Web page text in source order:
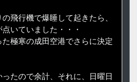
飛行機で爆睡して起きたら、
いていました・・・
極寒の成田空港でさらに決定
たので余計、それに、日曜日